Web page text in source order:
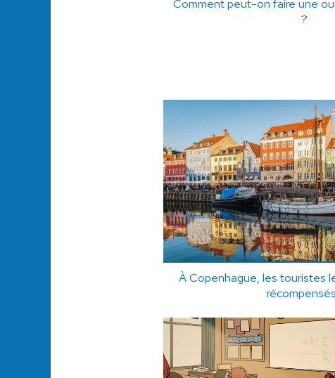
Comment peut-on faire une
?
À Copenhague, les touristes